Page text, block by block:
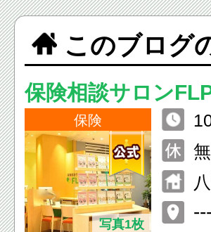
このブログ
保険相談サロン
保険
写真1枚
---